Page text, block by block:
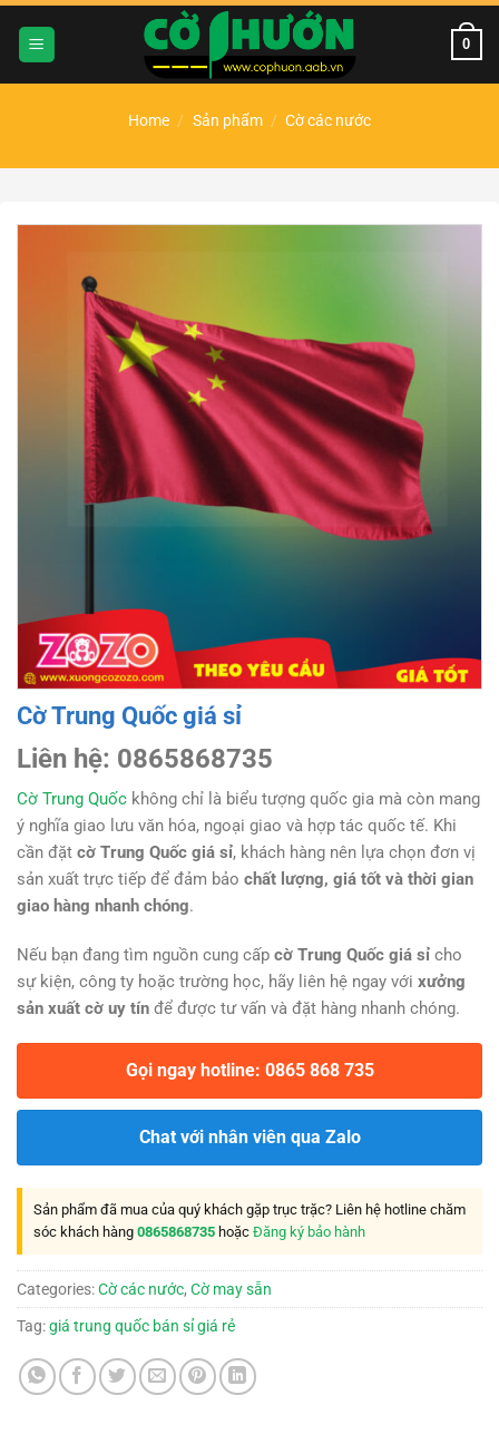
Chuyển
nội
0
Home / Sản phẩm / Cờ các nước
Cờ Trung Quốc giá sỉ
Liên hệ: 0865868735
Cờ Trung Quốc không chỉ là biểu tượng quốc gia mà còn mang
ý nghĩa giao lưu văn hóa, ngoại giao và hợp tác quốc tế. Khi
cần đặt cờ Trung Quốc giá sỉ, khách hàng nên lựa chọn đơn vị
sản xuất trực tiếp để đảm bảo chất lượng, giá tốt và thời gian
giao hàng nhanh chóng.
Nếu bạn đang tìm nguồn cung cấp cờ Trung Quốc giá sỉ cho
sự kiện, công ty hoặc trường học, hãy liên hệ ngay với xưởng
sản xuất cờ uy tín để được tư vấn và đặt hàng nhanh chóng.
Gọi ngay hotline: 0865 868 735
Chat với nhân viên qua Zalo
Sản phẩm đã mua của quý khách gặp trục trặc? Liên hệ hotline chăm
sóc khách hàng 0865868735 hoặc Đăng ký bảo hành
Categories:Cờ các nước, Cờ may sẵn
Tag:giá trung quốc bán sỉ giá rẻ